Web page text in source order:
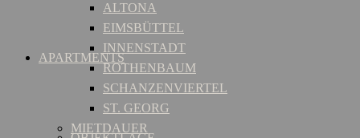
APARTMENTS
ALTONA
EIMSBÜTTEL
INNENSTADT
ROTHENBAUM
SCHANZENVIERTEL
ST. GEORG
MIETDAUER